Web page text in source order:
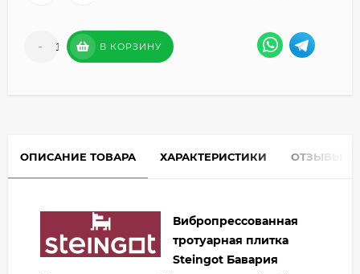
- + В КОРЗИНУ
ОПИСАНИЕ ТОВАРА ХАРАКТЕРИСТИКИ ОТЗЫВЫ
Вибропрессованная
тротуарная плитка
Steingot Бавария